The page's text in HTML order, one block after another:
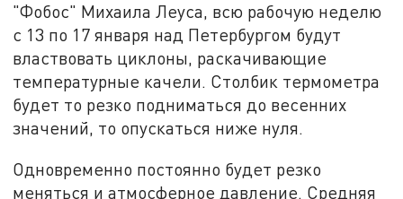
"Фобос" Михаила Леуса, всю рабочую неделю
с 13 по 17 января над Петербургом будут
властвовать циклоны, раскачивающие
температурные качели. Столбик термометра
будет то резко подниматься до весенних
значений, то опускаться ниже нуля.
Одновременно постоянно будет резко
меняться и атмосферное давление. Средняя